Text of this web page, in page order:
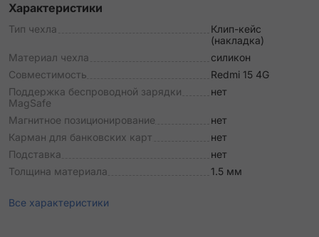
Характеристики
Тип чехла
Клип-кейс
(накладка)
Материал чехла
силикон
Совместимость
Redmi 15 4G
Поддержка беспроводной зарядки
MagSafe
нет
Магнитное позиционирование
нет
Карман для банковских карт
нет
Подставка
нет
Толщина материала
1.5 мм
Все характеристики